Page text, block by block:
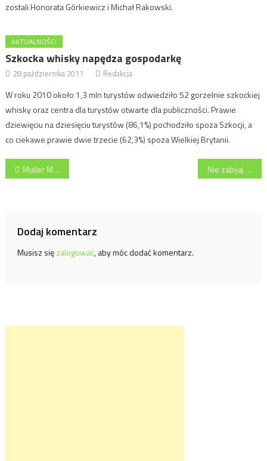
zostali Honorata Górkiewicz i Michał Rakowski.
AKTUALNOŚCI
Szkocka whisky napędza gospodarkę
28 października 2011 Redakcja
W roku 2010 około 1,3 mln turystów odwiedziło 52 gorzelnie szkockiej
whisky oraz centra dla turystów otwarte dla publiczności. Prawie
dziewięciu na dziesięciu turystów (86,1%) pochodziło spoza Szkocji, a
co ciekawe prawie dwie trzecie (62,3%) spoza Wielkiej Brytanii.
Nawigacja
Muller Mix – Innowacją Roku 2010 Nie zabijaj witamin! Startuje kampania Jana Niezbędnego
Dodaj komentarz
Musisz sięzalogować, aby móc dodać komentarz.